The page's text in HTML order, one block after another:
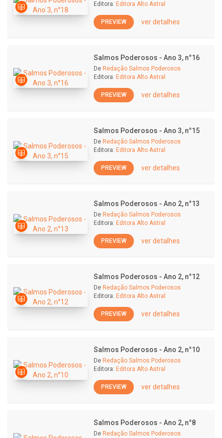
Editora: Editora Alto Astral
PREVIEW ver detalhes
Salmos Poderosos - Ano 3, n°16
De Redação Salmos Poderosos
Editora: Editora Alto Astral
PREVIEW ver detalhes
Salmos Poderosos - Ano 3, n°15
De Redação Salmos Poderosos
Editora: Editora Alto Astral
PREVIEW ver detalhes
Salmos Poderosos - Ano 2, n°13
De Redação Salmos Poderosos
Editora: Editora Alto Astral
PREVIEW ver detalhes
Salmos Poderosos - Ano 2, n°12
De Redação Salmos Poderosos
Editora: Editora Alto Astral
PREVIEW ver detalhes
Salmos Poderosos - Ano 2, n°10
De Redação Salmos Poderosos
Editora: Editora Alto Astral
PREVIEW ver detalhes
Salmos Poderosos - Ano 2, n°8
De Redação Salmos Poderosos